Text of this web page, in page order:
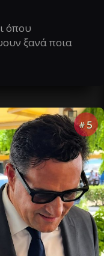
όπου
ξανά ποια
# 5